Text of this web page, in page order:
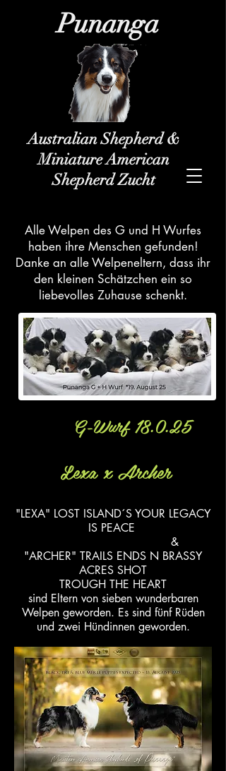
Punanga
Australian Shepherd &
Miniature American
Shepherd Zucht
Alle Welpen des G und H Wurfes
haben ihre Menschen gefunden!
Danke an alle Welpeneltern, dass ihr
den kleinen Schätzchen ein so
liebevolles Zuhause schenkt.
G-Wurf 18.0.25
Lexa x Archer
"LEXA" LOST ISLAND´S YOUR LEGACY
IS PEACE
&
"ARCHER" TRAILS ENDS N BRASSY
ACRES SHOT
TROUGH THE HEART
sind Eltern von sieben wunderbaren
Welpen geworden. Es sind fünf Rüden
und zwei Hündinnen geworden.